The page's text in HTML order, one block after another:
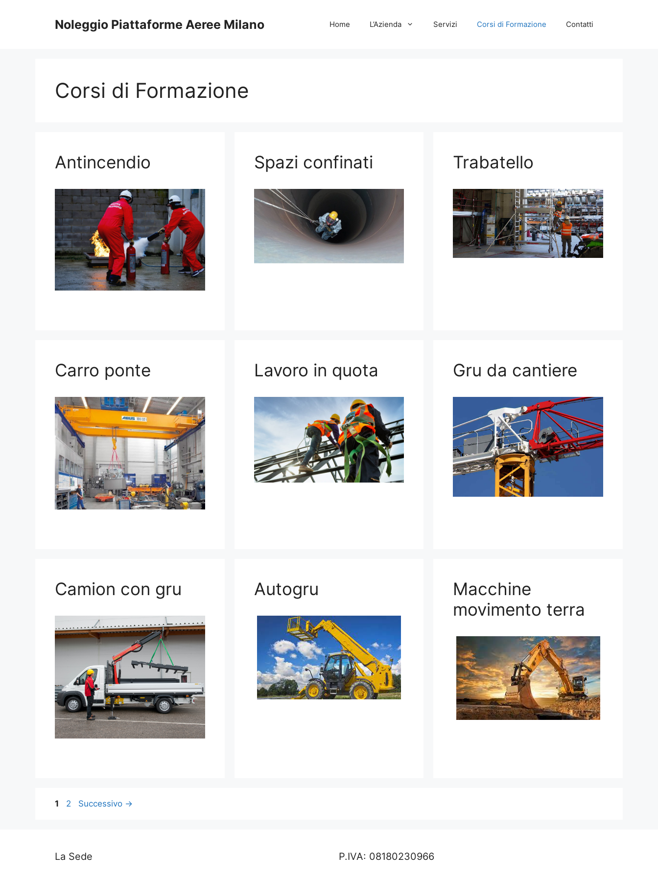
Noleggio Piattaforme Aeree Milano Home L’Azienda Servizi Corsi di Formazione Contatti
Corsi di Formazione
Antincendio Spazi confinati Trabatello
Carro ponte Lavoro in quota Gru da cantiere
Camion con gru Autogru
Macchine
movimento terra
Pagina
1 Pagina
2 Successivo →
La Sede P.IVA: 08180230966